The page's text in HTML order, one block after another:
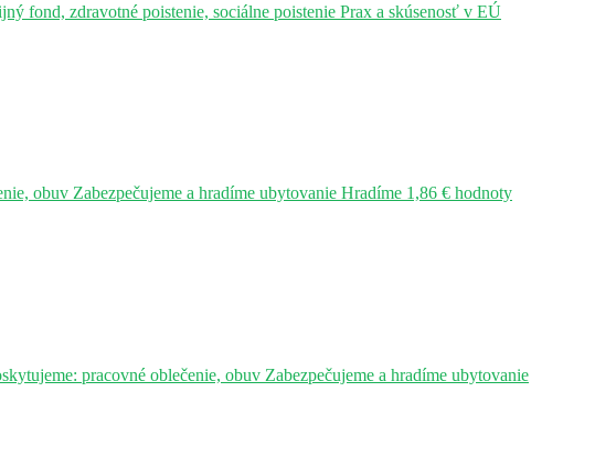
fond, zdravotné poistenie, sociálne poistenie Prax a skúsenosť v EÚ
obuv Zabezpečujeme a hradíme ubytovanie Hradíme 1,86 € hodnoty
pracovné oblečenie, obuv Zabezpečujeme a hradíme ubytovanie